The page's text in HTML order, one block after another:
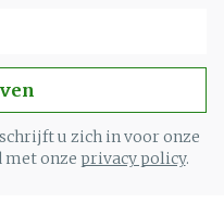
u zich in voor onze
met onze privacy policy.